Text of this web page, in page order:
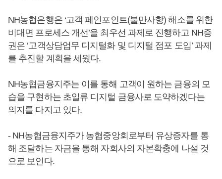
NH농협은행은 ‘고객 페인포인트(불만사항) 해소를 위한
비대면 프로세스 개선’을 최우선 과제로 진행하고 NH증
권은 ‘고객상담업무 디지털화 및 디지털 점포 도입’ 과제
를 추진할 계획을 세웠다.
NH농협금융지주는 이를 통해 고객이 원하는 금융의 모
습을 구현하는 초일류 디지털 금융사로 도약하겠다는
의지를 다지고 있다.
- NH농협금융지주가 농협중앙회로부터 유상증자를 통
해 조달하는 자금을 통해 자회사의 자본확충에 나설 것
으로 보인다.